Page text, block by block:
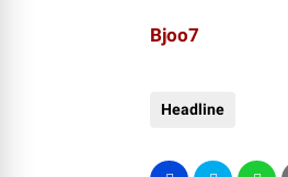
Bjoo7
Headline